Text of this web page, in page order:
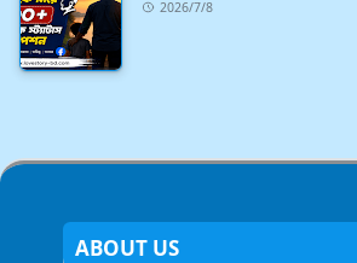
2026/7/8
ABOUT US